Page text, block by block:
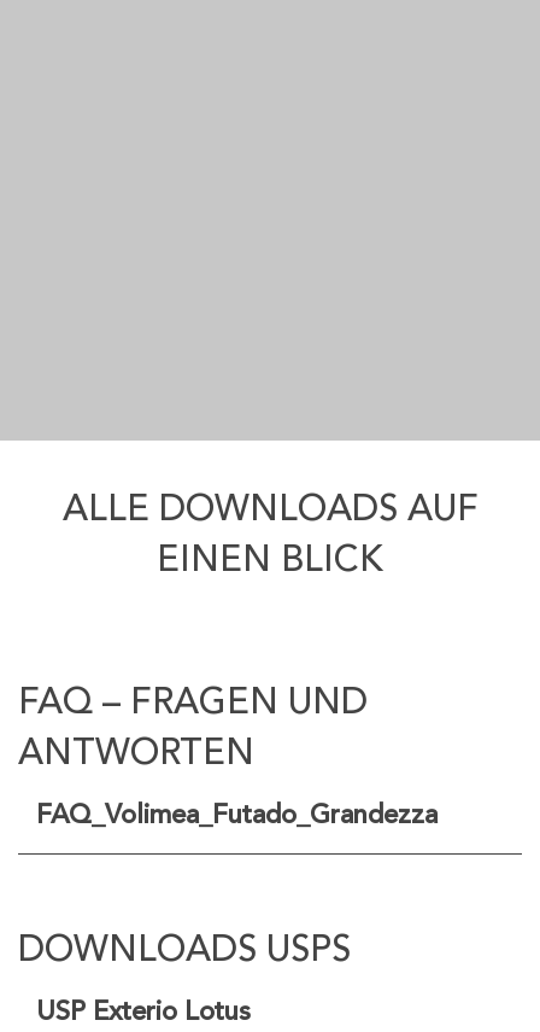
ALLE DOWNLOADS AUF
EINEN BLICK
FAQ – FRAGEN UND
ANTWORTEN
FAQ_Volimea_Futado_Grandezza
DOWNLOADS USPS
USP Exterio Lotus